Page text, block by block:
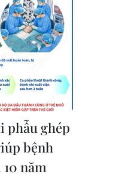
phẫu ghép
bệnh
năm